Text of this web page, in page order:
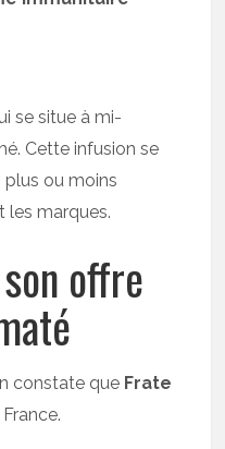
se situe à mi-
Cette infusion se
plus ou moins
les marques.
offre
constate que Frate